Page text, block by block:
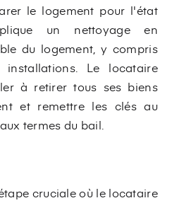
le logement pour l'état
un nettoyage en
du logement, y compris
Le locataire
à retirer tous ses biens
et remettre les clés au
termes du bail.
cruciale où le locataire